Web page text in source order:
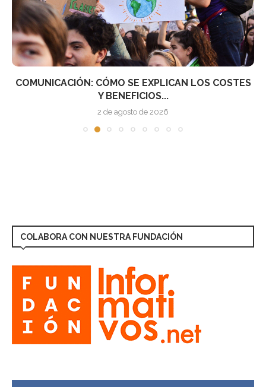
COMUNICACIÓN: CÓMO SE EXPLICAN LOS COSTES
Y BENEFICIOS...
2 de agosto de 2026
COLABORA CON NUESTRA FUNDACIÓN